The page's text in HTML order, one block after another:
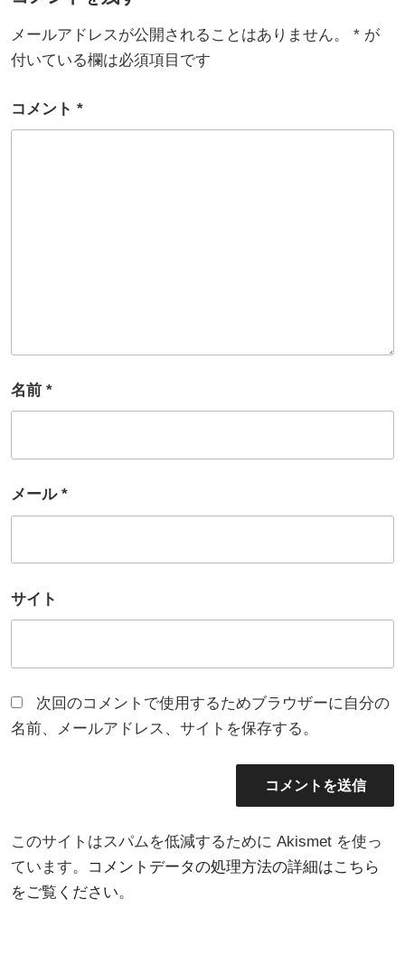
メールアドレスが公開されることはありません。 * が
付いている欄は必須項目です
コメント *
名前 *
メール *
サイト
次回のコメントで使用するためブラウザーに自分の
名前、メールアドレス、サイトを保存する。
このサイトはスパムを低減するために Akismet を使っ
ています。
コメントデータの処理方法の詳細はこちら
をご覧ください。